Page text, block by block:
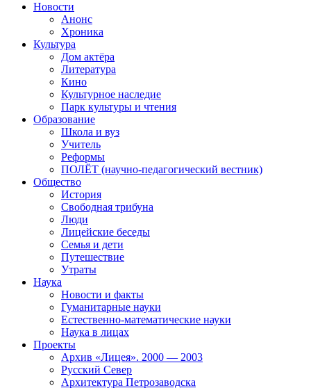
Новости
Анонс
Хроника
Культура
Дом актёра
Литература
Кино
Культурное наследие
Парк культуры и чтения
Образование
Школа и вуз
Учитель
Реформы
ПОЛЁТ (научно-педагогический вестник)
Общество
История
Свободная трибуна
Люди
Лицейские беседы
Семья и дети
Путешествие
Утраты
Наука
Новости и факты
Гуманитарные науки
Естественно-математические науки
Наука в лицах
Проекты
Архив «Лицея». 2000 — 2003
Русский Север
Архитектура Петрозаводска